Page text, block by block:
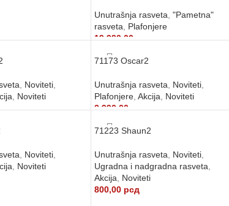
Unutrašnja rasveta "Pametna"
rasveta
Plafonjere
19.990,00рсд
DODAJ U KORPU
Noviteti
Noviteti
71173 Oscar2
Unutrašnja rasveta Noviteti,
Plafonjere, Akcija
Noviteti
2.990,00рсд
DODAJ U KORPU
Noviteti
Noviteti
71223 Shaun2
Unutrašnja rasveta Noviteti,
Ugradna i nadgradna rasveta
Akcija
Noviteti
800,00 рсд